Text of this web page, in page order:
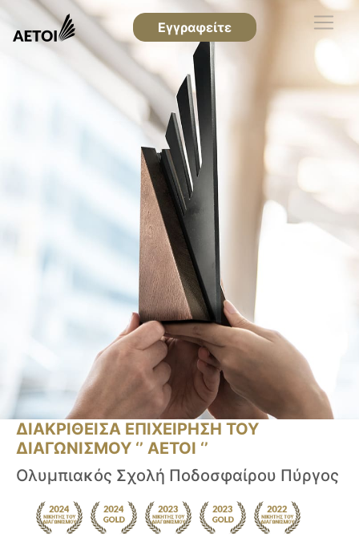
Εγγραφείτε
ΔΙΑΚΡΙΘΕΙΣΑ ΕΠΙΧΕΙΡΗΣΗ ΤΟΥ
ΔΙΑΓΩΝΙΣΜΟΥ ‘’ ΑΕΤΟΙ ‘’
Ολυμπιακός Σχολή Ποδοσφαίρου Πύργος